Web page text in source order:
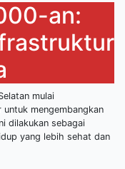
an:
mulai
mengembangkan
dilakukan sebagai
yang lebih sehat dan